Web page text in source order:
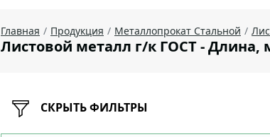
Главная Продукция Металлопрокат Стальной
Листовой металл г/к ГОСТ - Длина,
СКРЫТЬ ФИЛЬТРЫ